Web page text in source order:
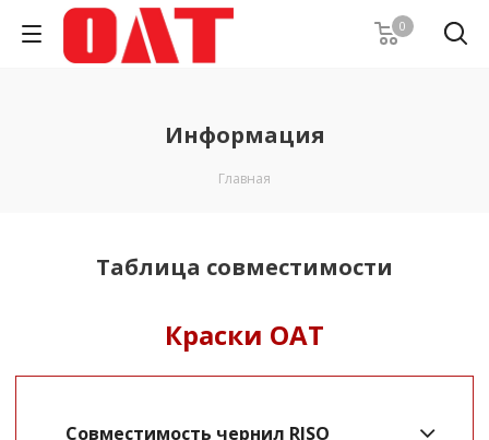
0
Информация
Главная
Таблица совместимости
Краски OAT
Совместимость чернил RISO